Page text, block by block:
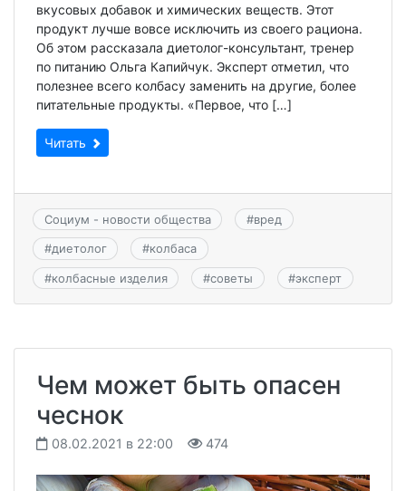
вкусовых добавок и химических веществ. Этот
продукт лучше вовсе исключить из своего рациона.
Об этом рассказала диетолог-консультант, тренер
по питанию Ольга Капийчук. Эксперт отметил, что
полезнее всего колбасу заменить на другие, более
питательные продукты. «Первое, что […]
Читать
Социум - новости общества #вред
#диетолог #колбаса
#колбасные изделия #советы #эксперт
Чем может быть опасен
чеснок
08.02.2021 в 22:00 474